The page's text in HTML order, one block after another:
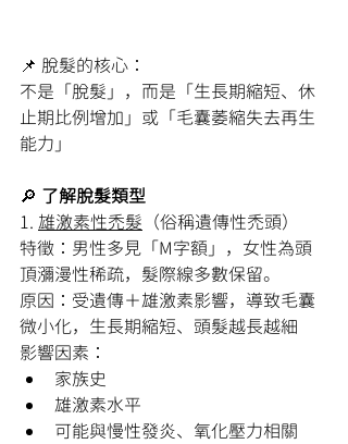
📌 脫髮的核心：
不是「脫髮」，而是「生長期縮短、休
止期比例增加」或「毛囊萎縮失去再生
能力」
🔎 了解脫髮類型
1. 雄激素性禿髮 （俗稱遺傳性禿頭）
特徵：男性多見「M字額」，女性為頭
頂瀰漫性稀疏，髮際線多數保留。
原因：受遺傳＋雄激素影響，導致毛囊
微小化，生長期縮短、頭髮越長越細
影響因素：
家族史
雄激素水平
可能與慢性發炎、氧化壓力相關